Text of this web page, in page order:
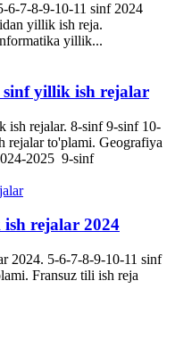
6-7-8-9-10-11 sinf 2024
yillik ish reja.
yillik...
sinf yillik ish rejalar
ish rejalar. 8-sinf 9-sinf 10-
rejalar to'plami. Geografiya
2025 9-sinf
rejalar 2024
2024. 5-6-7-8-9-10-11 sinf
Fransuz tili ish reja